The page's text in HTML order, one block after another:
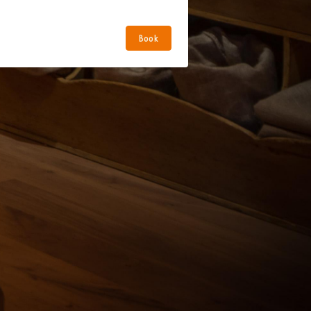
om je rondleiding direct te bevestigen
tickets', of om een optie te plaatsen
optie dien je binnen twee weken te
groepsrondleiding in
voor een avondrondleiding zijn
groepsrondleiding in
voor een avondrondleiding zijn
en 8 weken, maak dan gebruik van
Book